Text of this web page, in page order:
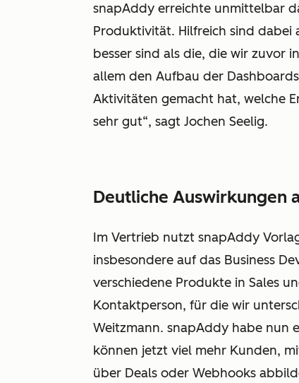
snapAddy erreichte unmittelbar
Produktivität. Hilfreich sind dabei
besser sind als die, die wir zuvor
allem den Aufbau der
Aktivitäten gemacht hat, welche
sehr gut“, sagt Jochen Seelig.
Deutliche Auswirkungen
Im Vertrieb nutzt snapAddy
insbesondere auf das Business
verschiedene Produkte in Sales
Kontaktperson, für die wir
Weitzmann. snapAddy habe nun
können jetzt viel mehr Kunden,
über Deals oder Webhooks